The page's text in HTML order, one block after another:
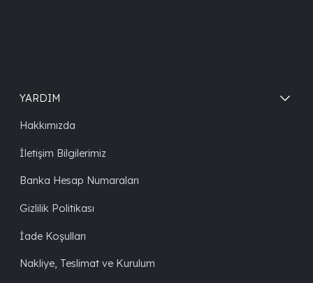
YARDIM
Hakkımızda
İletişim Bilgilerimiz
Banka Hesap Numaraları
Gizlilik Politikası
İade Koşulları
Nakliye, Teslimat ve Kurulum